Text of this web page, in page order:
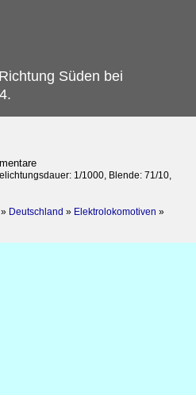
Süden bei
1/1000, Blende: 71/10,
» Deutschland » Elektrolokomotiven »